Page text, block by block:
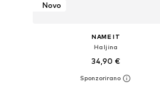
Novo
NAME IT
Haljina
34,90 €
Dostupno u više veličina